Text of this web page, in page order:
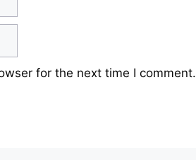
for the next time I comment.